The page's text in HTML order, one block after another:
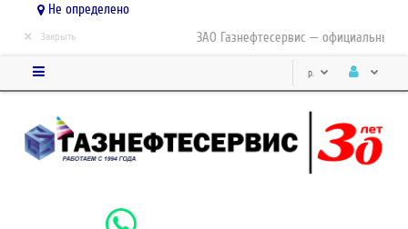
Не определено
ЗАО Газнефтесервис — официальный
× Закрыть
р.